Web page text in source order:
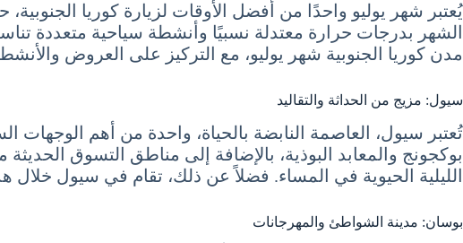
يُعتبر شهر يوليو واحدًا من أفضل الأوقات لزيارة كوريا
الشهر بدرجات حرارة معتدلة نسبيًا وأنشطة سياحية متعددة
مدن كوريا الجنوبية شهر يوليو، مع التركيز على العروض
سيول: مزيج من الحداثة والتقاليد
تُعتبر سيول، العاصمة النابضة بالحياة، واحدة من أهم الوجهات
بوكجونج والمعابد البوذية، بالإضافة إلى مناطق التسوق الحديثة
الليلية الحيوية في المساء. فضلاً عن ذلك، تقام في سيول
بوسان: مدينة الشواطئ والمهرجانات